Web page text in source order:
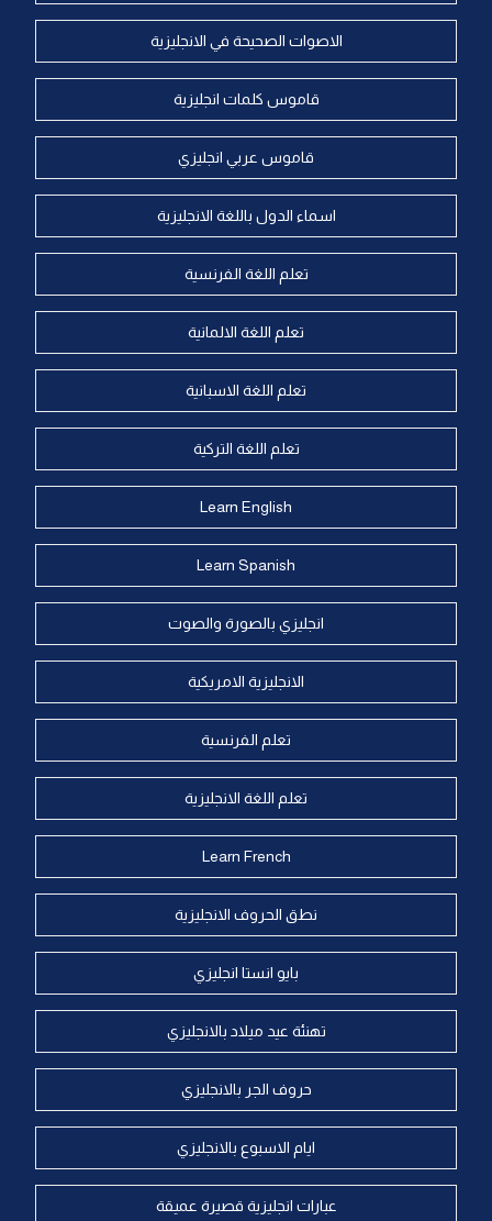
الاصوات الصحيحة في الانجليزية
قاموس كلمات انجليزية
قاموس عربي انجليزي
اسماء الدول باللغة الانجليزية
تعلم اللغة الفرنسية
تعلم اللغة الالمانية
تعلم اللغة الاسبانية
تعلم اللغة التركية
Learn English
Learn Spanish
انجليزي بالصورة والصوت
الانجليزية الامريكية
تعلم الفرنسية
تعلم اللغة الانجليزية
Learn French
نطق الحروف الانجليزية
بايو انستا انجليزي
تهنئة عيد ميلاد بالانجليزي
حروف الجر بالانجليزي
ايام الاسبوع بالانجليزي
عبارات انجليزية قصيرة عميقة